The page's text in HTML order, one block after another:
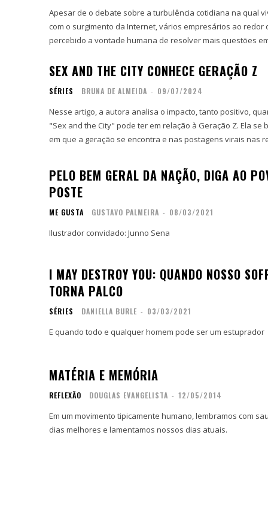
Apesar de o debate sobre a turbulência cotidiana na qual
com o surgimento da Internet, vários empresários ao redor do mundo já haviam
percebido a vontade humana de resolver mais questões
SEX AND THE CITY CONHECE GERAÇÃO Z
SÉRIES BRUNA DE ALMEIDA - 09/07/2024
Nesse artigo, a autora analisa o impacto, tanto positivo,
"Sex and the City" pode ter em relação à Geração Z. Ela se
em que a geração se encontra e nas postagens virais nas
PELO BEM GERAL DA NAÇÃO, DIGA AO
POSTE
ME GUSTA GUSTAVO PALMEIRA - 08/03/2021
Ilustrador convidado: Junno Sena
I MAY DESTROY YOU: QUANDO NOSSO
TORNA PALCO
SÉRIES DANIELLA BURLE - 03/03/2021
E quando todo e qualquer homem pode ser um estuprador
MATÉRIA E MEMÓRIA
REFLEXÃO DOUGLAS EVANGELISTA - 12/05/2014
Em um movimento tipicamente humano, lembramos com
dias melhores e lamentamos nossos dias atuais.